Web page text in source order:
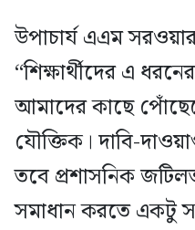
উপাচার্য এএম
“শিক্ষার্থীদের এ
আমাদের কাছে
যৌক্তিক। দাবি-
তবে প্রশাসনিক
সমাধান করতে একটু